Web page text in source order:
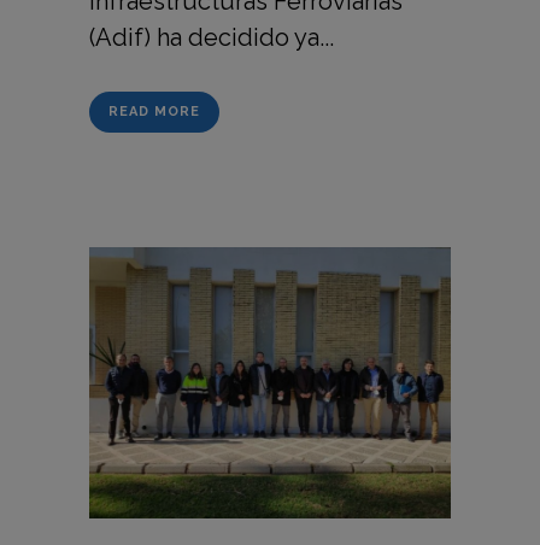
(Adif) ha decidido ya...
READ MORE